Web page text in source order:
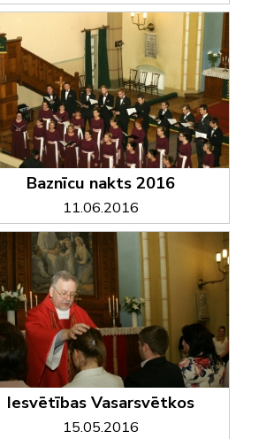
Baznīcu nakts 2016
11.06.2016
Iesvētības Vasarsvētkos
15.05.2016